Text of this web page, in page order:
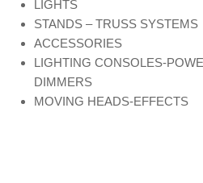
LIGHTS
STANDS – TRUSS SYSTEMS
ACCESSORIES
LIGHTING CONSOLES-
DIMMERS
MOVING HEADS-EFFECTS